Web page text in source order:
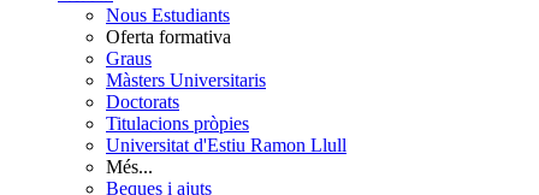
Nous Estudiants
Oferta formativa
Graus
Màsters Universitaris
Doctorats
Titulacions pròpies
Universitat d'Estiu Ramon Llull
Més...
Beques i ajuts